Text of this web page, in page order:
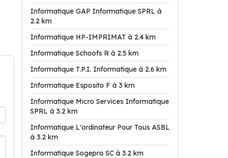
Informatique GAP Informatique SPRL à
2.2 km
Informatique HP-IMPRIMAT à 2.4 km
Informatique Schoofs R à 2.5 km
Informatique T.P.I. Informatique à 2.6 km
Informatique Esposito F à 3 km
Informatique Micro Services Informatique
SPRL à 3.2 km
Informatique L'ordinateur Pour Tous ASBL
à 3.2 km
Informatique Sogepro SC à 3.2 km